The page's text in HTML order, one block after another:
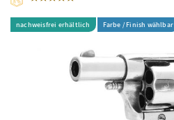
nachweisfrei erhältlich Farbe / Finish wählbar